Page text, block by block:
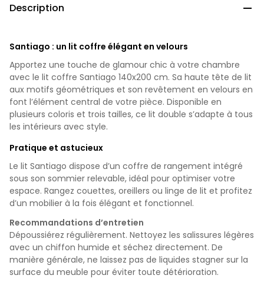
Description 
Santiago : un lit coffre élégant en velours
Apportez une touche de glamour chic à votre chambre
avec le lit coffre Santiago 140x200 cm. Sa haute tête de lit
aux motifs géométriques et son revêtement en velours en
font l’élément central de votre pièce. Disponible en
plusieurs coloris et trois tailles, ce lit double s’adapte à tous
les intérieurs avec style.
Pratique et astucieux
Le lit Santiago dispose d’un coffre de rangement intégré
sous son sommier relevable, idéal pour optimiser votre
espace. Rangez couettes, oreillers ou linge de lit et profitez
d’un mobilier à la fois élégant et fonctionnel.
Recommandations d’entretien
Dépoussiérez régulièrement. Nettoyez les salissures légères
avec un chiffon humide et séchez directement. De
manière générale, ne laissez pas de liquides stagner sur la
surface du meuble pour éviter toute détérioration.